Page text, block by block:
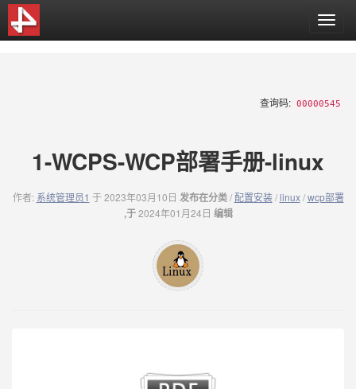
T
o
e
a
查询码: 00000545
1-WCPS-WCP部署手册-linux
作者: 系统管理员1 于 2023年03月10日 发布在分类/配置安装/linux/wcp部署
,于2024年01月24日 编辑